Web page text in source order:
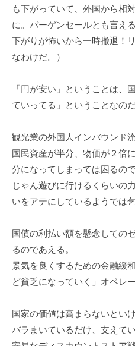
も下がっていて、外国から相
に。バーゲンセールとも言え
下がりが怖いから一時撤退！
なわけだ。）
「円が安い」ということは、
ていってる」ということなのだ
観光業の外国人インバウンド
国民資産が半分、物価が２倍
分になってしまっては困るの
じゃん遊びに行けるくらいの
いをアテにしているようでは
国債の利払い額を懸念しての
るのであえる。
景気を良くするための金融緩
ど貧乏になっていく」オペレ
国家の価値は高まらないとい
バラまいているだけ、支えて